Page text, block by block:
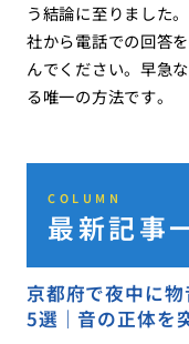
う結論に至りました
社から電話での回答
んでください。早急
る唯一の方法です。
COLUMN
最新記事
京都府で夜中に
5選｜音の正体を